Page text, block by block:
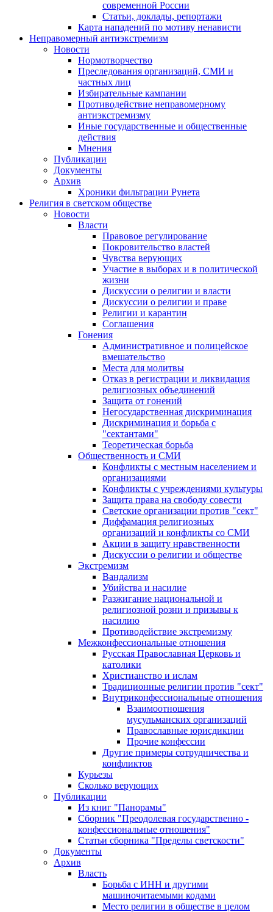
современной России
Статьи, доклады, репортажи
Карта нападений по мотиву ненависти
Неправомерный антиэкстремизм
Новости
Нормотворчество
Преследования организаций, СМИ и
частных лиц
Избирательные кампании
Противодействие неправомерному
антиэкстремизму
Иные государственные и общественные
действия
Мнения
Публикации
Документы
Архив
Хроники фильтрации Рунета
Религия в светском обществе
Новости
Власти
Правовое регулирование
Покровительство властей
Чувства верующих
Участие в выборах и в политической
жизни
Дискуссии о религии и власти
Дискуссии о религии и праве
Религии и карантин
Соглашения
Гонения
Административное и полицейское
вмешательство
Места для молитвы
Отказ в регистрации и ликвидация
религиозных объединений
Защита от гонений
Негосударственная дискриминация
Дискриминация и борьба с
"сектантами"
Теоретическая борьба
Общественность и СМИ
Конфликты с местным населением и
организациями
Конфликты с учреждениями культуры
Защита права на свободу совести
Светские организации против "сект"
Диффамация религиозных
организаций и конфликты со СМИ
Акции в защиту нравственности
Дискуссии о религии и обществе
Экстремизм
Вандализм
Убийства и насилие
Разжигание национальной и
религиозной розни и призывы к
насилию
Противодействие экстремизму
Межконфессиональные отношения
Русская Православная Церковь и
католики
Христианство и ислам
Традиционные религии против "сект"
Внутриконфессиональные отношения
Взаимоотношения
мусульманских организаций
Православные юрисдикции
Прочие конфессии
Другие примеры сотрудничества и
конфликтов
Курьезы
Сколько верующих
Публикации
Из книг "Панорамы"
Сборник "Преодолевая государственно -
конфессиональные отношения"
Статьи сборника "Пределы светскости"
Документы
Архив
Власть
Борьба с ИНН и другими
машиночитаемыми кодами
Место религии в обществе в целом